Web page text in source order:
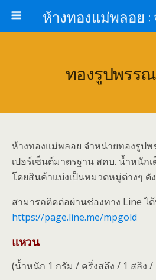
ทองรูปพรรณ
ห้างทองแม่พลอย จำหน่ายทองรูปพ
เปอร์เซ็นต์มาตรฐาน สคบ. น้ำหนักเ
โดยสินค้าแบ่งเป็นหมวดหมู่ต่างๆ ดั
สามารถติดต่อผ่านช่องทาง Line ไ
https://page.line.me/mpgold
แหวน
(น้ำหนัก 1 กรัม / ครึ่งสลึง / 1 สลึง /